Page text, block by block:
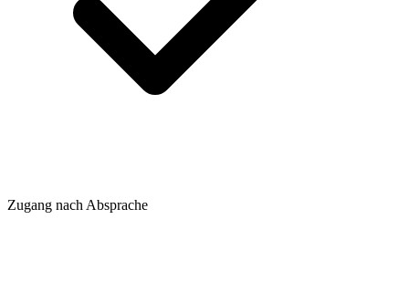
Zugang nach Absprache